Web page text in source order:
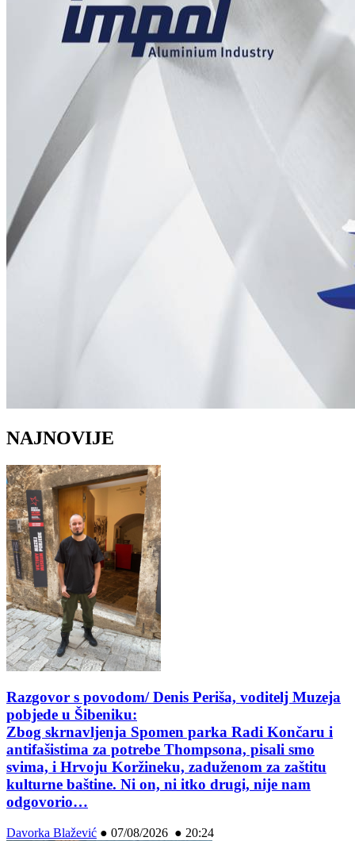
NAJNOVIJE
Razgovor s povodom/ Denis Periša, voditelj Muzeja
pobjede u Šibeniku:
Zbog skrnavljenja Spomen parka Radi Končaru i
antifašistima za potrebe Thompsona, pisali smo
svima, i Hrvoju Koržineku, zaduženom za zaštitu
kulturne baštine. Ni on, ni itko drugi, nije nam
odgovorio…
Davorka Blažević ● 07/08/2026 ● 20:24